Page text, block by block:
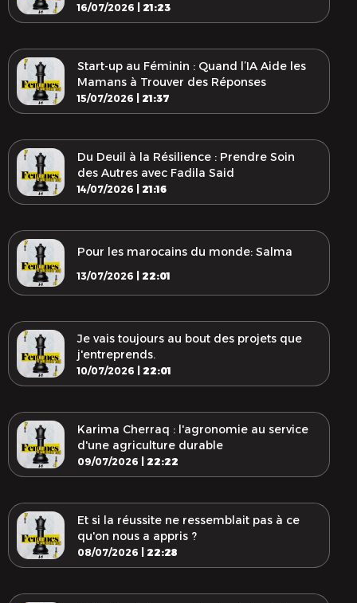
16/07/2026 | 21:23
Start-up au Féminin : Quand l’IA Aide les
Mamans à Trouver des Réponses
15/07/2026 | 21:37
Du Deuil à la Résilience : Prendre Soin
des Autres avec Fadila Said
14/07/2026 | 21:16
Pour les marocains du monde: Salma
13/07/2026 | 22:01
Je vais toujours au bout des projets que
j'entreprends.
10/07/2026 | 22:01
Karima Cherraq : l'agronomie au service
d'une agriculture durable
09/07/2026 | 22:22
Et si la réussite ne ressemblait pas à ce
qu'on nous a appris ?
08/07/2026 | 22:28